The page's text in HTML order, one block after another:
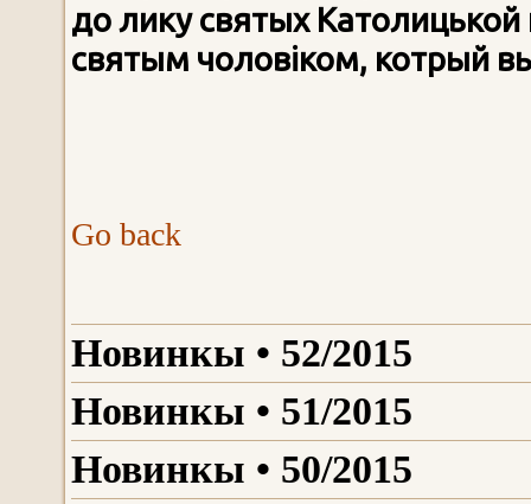
до лику святых Католицькой
святым чоловіком, котрый
Go back
Новинкы • 52/2015
Новинкы • 51/2015
Новинкы • 50/2015